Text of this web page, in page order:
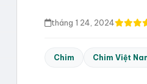
tháng 1 24, 2024
Chim Chim Việt